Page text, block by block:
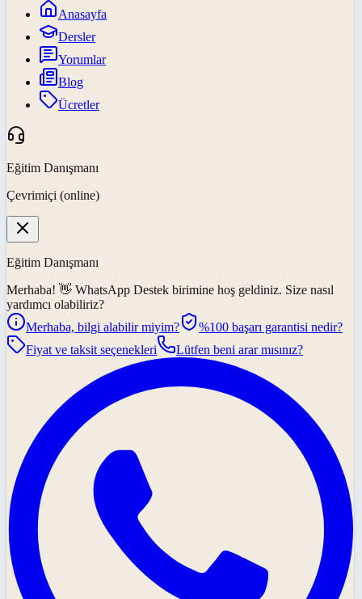
Anasayfa
Dersler
Yorumlar
Blog
Ücretler
Eğitim Danışmanı
Çevrimiçi (online)
Eğitim Danışmanı
Merhaba! 👋 WhatsApp Destek birimine hoş geldiniz. Size nasıl
yardımcı olabiliriz?
Merhaba, bilgi alabilir miyim?
%100 başarı garantisi nedir?
Fiyat ve taksit seçenekleri
Lütfen beni arar mısınız?